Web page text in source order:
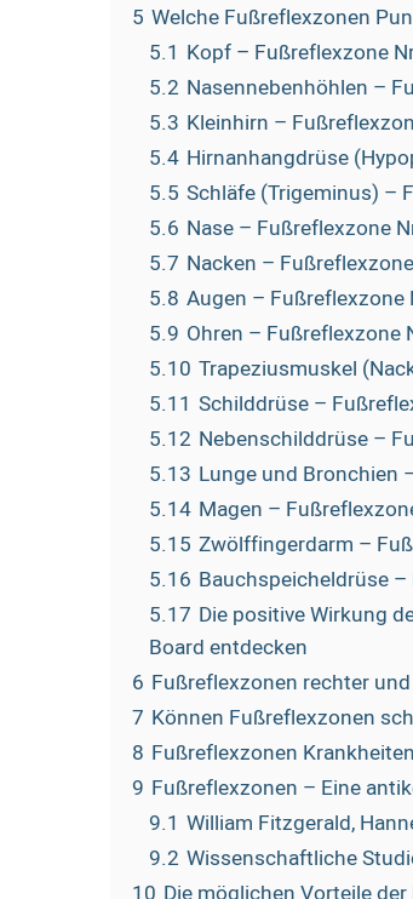
5 Welche Fußreflexzonen
5.1 Kopf – Fußreflexzone
5.2 Nasennebenhöhlen –
5.3 Kleinhirn –
5.4 Hirnanhangdrüse
5.5 Schläfe (Trigeminus) –
5.6 Nase – Fußreflexzone
5.7 Nacken –
5.8 Augen – Fußreflexzone
5.9 Ohren – Fußreflexzone
5.10 Trapeziusmuskel
5.11 Schilddrüse –
5.12 Nebenschilddrüse –
5.13 Lunge und Bronchien
5.14 Magen –
5.15 Zwölffingerdarm –
5.16 Bauchspeicheldrüse
5.17 Die positive Wirkung
Board entdecken
6 Fußreflexzonen rechter
7 Können Fußreflexzonen
8 Fußreflexzonen
9 Fußreflexzonen – Eine
9.1 William Fitzgerald,
9.2 Wissenschaftliche